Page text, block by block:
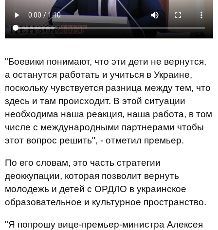
"Боевики понимают, что эти дети не вернутся,
а останутся работать и учиться в Украине,
поскольку чувствуется разница между тем, что
здесь и там происходит. В этой ситуации
необходима наша реакция, наша работа, в том
числе с международными партнерами чтобы
этот вопрос решить", - отметил премьер.
По его словам, это часть стратегии
деоккупации, которая позволит вернуть
молодежь и детей с ОРДЛО в украинское
образовательное и культурное пространство.
"Я попрошу вице-премьер-министра Алексея